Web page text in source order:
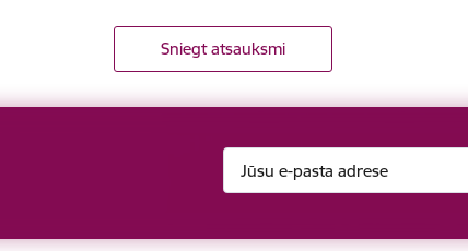
Sniegt atsauksmi